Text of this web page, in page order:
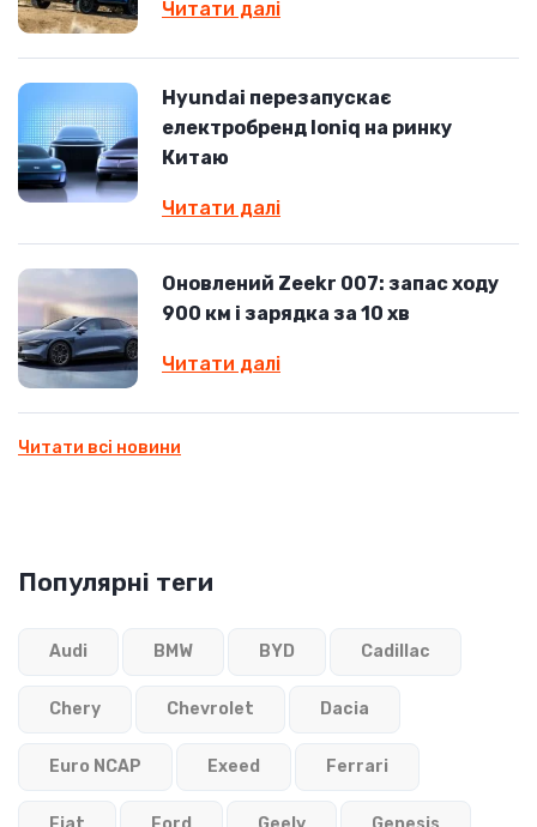
Читати далі
Hyundai перезапускає
електробренд Ioniq на ринку
Китаю
Читати далі
Оновлений Zeekr 007: запас ходу
900 км і зарядка за 10 хв
Читати далі
Читати всі новини
Популярні теги
Audi BMW BYD Cadillac
Chery Chevrolet Dacia
Euro NCAP Exeed Ferrari